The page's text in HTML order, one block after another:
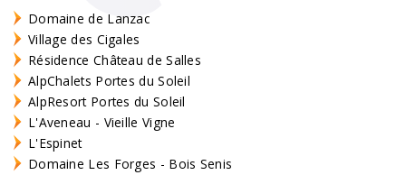
Domaine de Lanzac
Village des Cigales
Résidence Château de Salles
AlpChalets Portes du Soleil
AlpResort Portes du Soleil
L'Aveneau - Vieille Vigne
L'Espinet
Domaine Les Forges - Bois Senis